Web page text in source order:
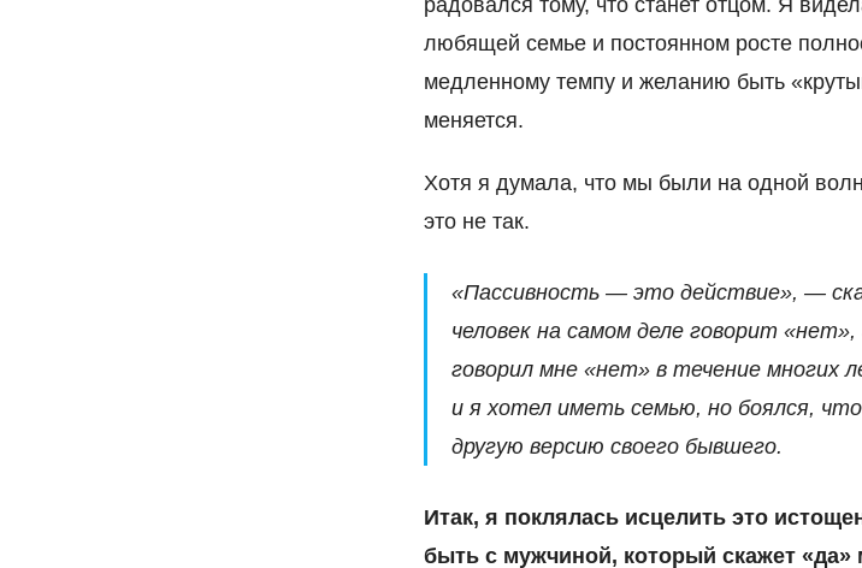
радовался тому, что станет отцом. Я
любящей семье и постоянном росте
медленному темпу и желанию быть
меняется.
Хотя я думала, что мы были на одной
это не так.
«Пассивность — это действие», —
человек на самом деле говорит
говорил мне «нет» в течение многих
и я хотел иметь семью, но боялся,
другую версию своего бывшего.
Итак, я поклялась исцелить это
быть с мужчиной, который скажет «да»